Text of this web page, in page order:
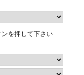
を押して下さい